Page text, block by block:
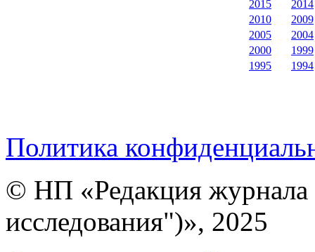
2015
2014
2010
2009
2005
2004
2000
1999
1995
1994
Политика
© НП «Редакция
исследования")», 2025